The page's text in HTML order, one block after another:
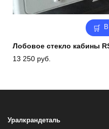
Лобовое стекло кабины
13 250 руб.
Уралкрандеталь